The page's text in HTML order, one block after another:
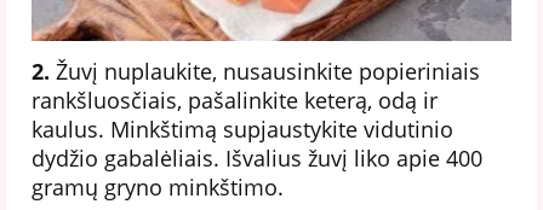
2. Žuvį nuplaukite, nusausinkite popieriniais
rankšluosčiais, pašalinkite keterą, odą ir
kaulus. Minkštimą supjaustykite vidutinio
dydžio gabalėliais. Išvalius žuvį liko apie 400
gramų gryno minkštimo.